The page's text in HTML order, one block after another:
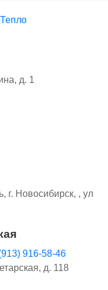
д. 1
г. Новосибирск, , ул
916-58-46
д. 118